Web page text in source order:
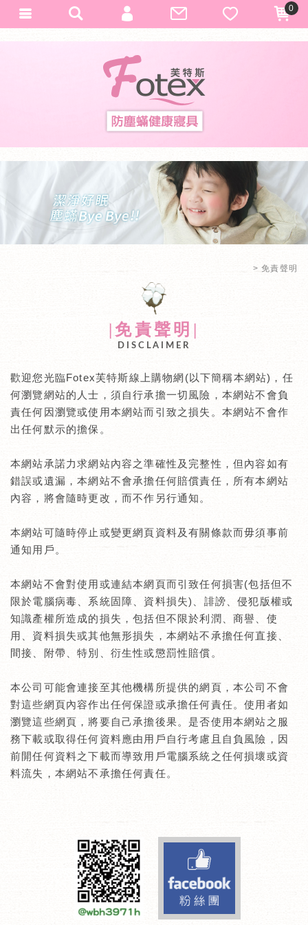
免責聲明
|免責聲明|
DISCLAIMER
歡迎您光臨Fotex芙特斯線上購物網(以下簡稱本網站)，任
何瀏覽網站的人士，須自行承擔一切風險，本網站不會負
責任何因瀏覽或使用本網站而引致之損失。本網站不會作
出任何默示的擔保。
本網站承諾力求網站內容之準確性及完整性，但內容如有
錯誤或遺漏，本網站不會承擔任何賠償責任，所有本網站
內容，將會隨時更改，而不作另行通知。
本網站可隨時停止或變更網頁資料及有關條款而毋須事前
通知用戶。
本網站不會對使用或連結本網頁而引致任何損害(包括但不
限於電腦病毒、系統固障、資料損失)、誹謗、侵犯版權或
知識產權所造成的損失，包括但不限於利潤、商譽、使
用、資料損失或其他無形損失，本網站不承擔任何直接、
間接、附帶、特別、衍生性或懲罰性賠償。
本公司可能會連接至其他機構所提供的網頁，本公司不會
對這些網頁內容作出任何保證或承擔任何責任。使用者如
瀏覽這些網頁，將要自己承擔後果。是否使用本網站之服
務下載或取得任何資料應由用戶自行考慮且自負風險，因
前開任何資料之下載而導致用戶電腦系統之任何損壞或資
料流失，本網站不承擔任何責任。
0
會員登入
加入會員
忘記密碼
訂單查詢
匯款通知